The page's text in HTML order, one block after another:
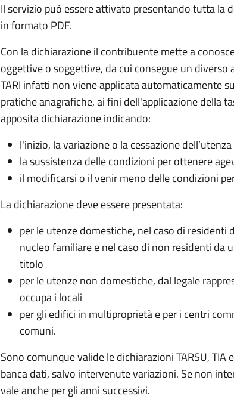
Il servizio può essere attivato presentando tutta la
in formato PDF.
Con la dichiarazione il contribuente mette a
oggettive o soggettive, da cui consegue un
TARI infatti non viene applicata automaticamente
pratiche anagrafiche, ai fini dell'applicazione della
apposita dichiarazione indicando:
l'inizio, la variazione o la cessazione dell’utenza
la sussistenza delle condizioni per ottenere
il modificarsi o il venir meno delle condizioni
La dichiarazione deve essere presentata:
per le utenze domestiche, nel caso di
nucleo familiare e nel caso di non residenti da
titolo
per le utenze non domestiche, dal legale
occupa i locali
per gli edifici in multiproprietà e per i centri
comuni.
Sono comunque valide le dichiarazioni TARSU, TIA
banca dati, salvo intervenute variazioni. Se non
vale anche per gli anni successivi.